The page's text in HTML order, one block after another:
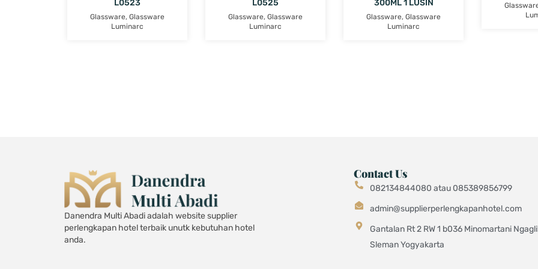
L0523
Glassware, Glassware
Luminarc
L0525
Glassware, Glassware
Luminarc
300ML 1 LUSIN
Glassware, Glassware
Luminarc
Danendra Multi Abadi adalah website supplier
perlengkapan hotel terbaik unutk kebutuhan hotel
anda.
Contact Us
082134844080 atau 085389856799
admin@supplierperlengkapanhotel.com
Gantalan Rt 2 RW 1 b036 Minomartani
Sleman Yogyakarta